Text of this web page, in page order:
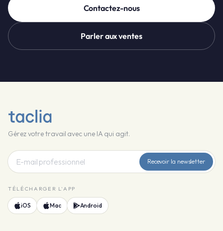
Contactez-nous
Parler aux ventes
Gérez votre travail avec une IA qui agit.
Recevoir la newsletter
TÉLÉCHARGER L'APP
iOS Mac Android